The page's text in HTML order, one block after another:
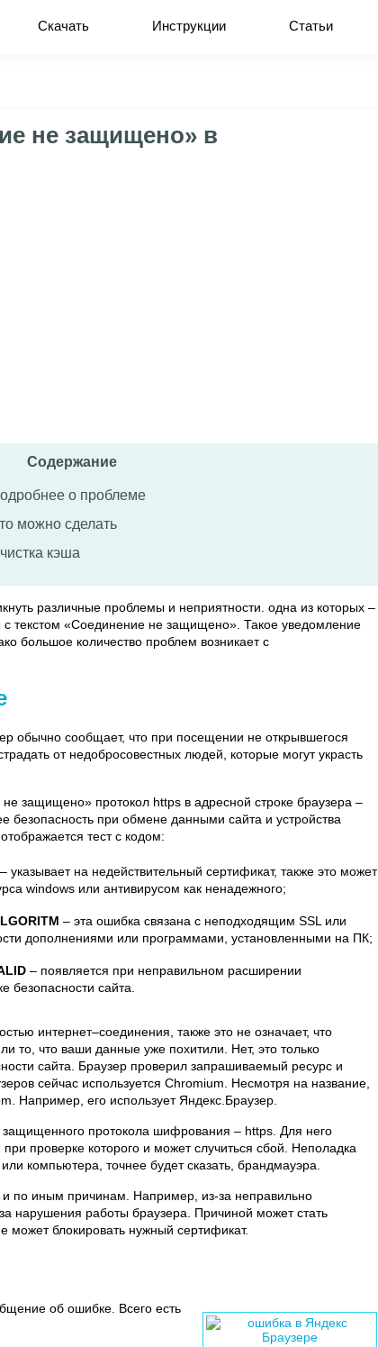
Скачать Инструкции Статьи
не защищено» в
Содержание
о проблеме
можно сделать
кэша
различные проблемы и неприятности. одна из которых –
текстом «Соединение не защищено». Такое уведомление
большое количество проблем возникает с
обычно сообщает, что при посещении не открывшегося
от недобросовестных людей, которые могут украсть
защищено» протокол https в адресной строке браузера –
при обмене данными сайта и устройства
тест с кодом:
– указывает на недействительный сертификат, также это может
windows или антивирусом как ненадежного;
– эта ошибка связана с неподходящим SSL или
дополнениями или программами, установленными на ПК;
– появляется при неправильном расширении
безопасности сайта.
интернет–соединения, также это не означает, что
то, что ваши данные уже похитили. Нет, это только
сайта. Браузер проверил запрашиваемый ресурс и
сейчас используется Chromium. Несмотря на название,
Например, его использует Яндекс.Браузер.
протокола шифрования – https. Для него
проверке которого и может случиться сбой. Неполадка
компьютера, точнее будет сказать, брандмауэра.
по иным причинам. Например, из-за неправильно
нарушения работы браузера. Причиной может стать
может блокировать нужный сертификат.
об ошибке. Всего есть